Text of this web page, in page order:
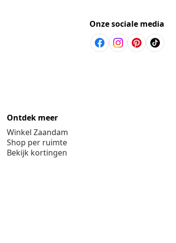
Onze sociale media
Ontdek meer
Winkel Zaandam
Shop per ruimte
Bekijk kortingen